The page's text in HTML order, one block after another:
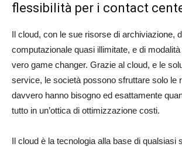
flessibilità per i contact
Il cloud, con le sue risorse di archiviazione,
computazionale quasi illimitate, e di
vero game changer. Grazie al cloud, e le
service, le società possono sfruttare solo le
davvero hanno bisogno ed esattamente
tutto in un’ottica di ottimizzazione costi.
Il cloud è la tecnologia alla base di qualsiasi